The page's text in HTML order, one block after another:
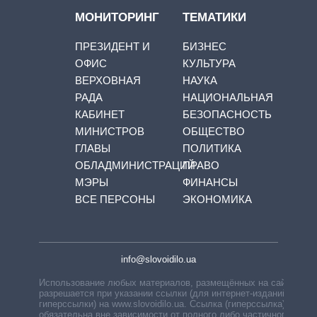
МОНИТОРИНГ
ПРЕЗИДЕНТ И
ОФИС
ВЕРХОВНАЯ
РАДА
КАБИНЕТ
МИНИСТРОВ
ГЛАВЫ
ОБЛАДМИНИСТРАЦИЙ
МЭРЫ
ВСЕ ПЕРСОНЫ
ТЕМАТИКИ
БИЗНЕС
КУЛЬТУРА
НАУКА
НАЦИОНАЛЬНАЯ
БЕЗОПАСНОСТЬ
ОБЩЕСТВО
ПОЛИТИКА
ПРАВО
ФИНАНСЫ
ЭКОНОМИКА
info@slovoidilo.ua
Использование любых материалов, размещённых на сайте,
разрешается при указании ссылки (для интернет-изданий —
гиперссылки) на www.slovoidilo.ua. Ссылка (гиперссылка)
обязательна вне зависимости от полного либо частичного